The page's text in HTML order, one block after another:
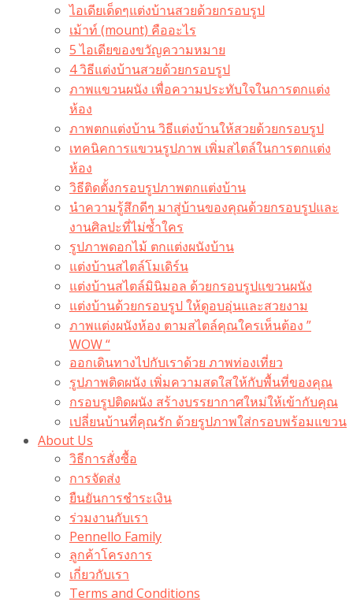
ไอเดียเด็ดๆแต่งบ้านสวยด้วยกรอบรูป
เม้าท์ (mount) คืออะไร​
5 ไอเดียของขวัญความหมาย
4 วิธีแต่งบ้านสวยด้วยกรอบรูป
ภาพแขวนผนัง เพื่อความประทับใจในการตกแต่ง
ห้อง
ภาพตกแต่งบ้าน วิธีแต่งบ้านให้สวยด้วยกรอบรูป
เทคนิคการแขวนรูปภาพ เพิ่มสไตล์ในการตกแต่ง
ห้อง
วิธีติดตั้งกรอบรูปภาพตกแต่งบ้าน
นำความรู้สึกดีๆ มาสู่บ้านของคุณด้วยกรอบรูปและ
งานศิลปะที่ไม่ซ้ำใคร
รูปภาพดอกไม้ ตกแต่งผนังบ้าน
แต่งบ้านสไตล์โมเดิร์น
แต่งบ้านสไตล์มินิมอล ด้วยกรอบรูปแขวนผนัง
แต่งบ้านด้วยกรอบรูป ให้ดูอบอุ่นและสวยงาม
ภาพแต่งผนังห้อง ตามสไตล์คุณใครเห็นต้อง ”
WOW “
ออกเดินทางไปกับเราด้วย ภาพท่องเที่ยว
รูปภาพติดผนัง เพิ่มความสดใสให้กับพื้นที่ของคุณ
กรอบรูปติดผนัง สร้างบรรยากาศใหม่ให้เข้ากับคุณ
เปลี่ยนบ้านที่คุณรัก ด้วยรูปภาพใส่กรอบพร้อมแขวน​
About Us
วิธีการสั่งซื้อ
การจัดส่ง
ยืนยันการชำระเงิน
ร่วมงานกับเรา
Pennello Family
ลูกค้าโครงการ
เกี่ยวกับเรา
Terms and Conditions